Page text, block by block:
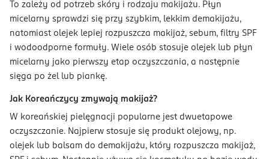
To zależy od potrzeb skóry i rodzaju makijażu. Płyn
micelarny sprawdzi się przy szybkim, lekkim demakijażu,
natomiast olejek lepiej rozpuszcza makijaż, sebum, filtry SPF
i wodoodporne formuły. Wiele osób stosuje olejek lub płyn
micelarny jako pierwszy etap oczyszczania, a następnie
sięga po żel lub piankę.
Jak Koreańczycy zmywają makijaż?
W koreańskiej pielęgnacji popularne jest dwuetapowe
oczyszczanie. Najpierw stosuje się produkt olejowy, np.
olejek lub balsam do demakijażu, który rozpuszcza makijaż,